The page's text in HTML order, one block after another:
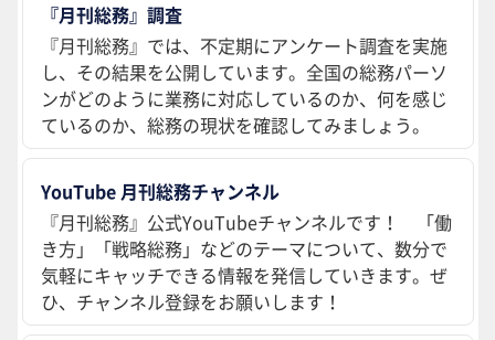
『月刊総務』調査
『月刊総務』では、不定期にアンケート調査を実施
し、その結果を公開しています。全国の総務パーソ
ンがどのように業務に対応しているのか、何を感じ
ているのか、総務の現状を確認してみましょう。
YouTube 月刊総務チャンネル
『月刊総務』公式YouTubeチャンネルです！ 「働
き方」「戦略総務」などのテーマについて、数分で
気軽にキャッチできる情報を発信していきます。ぜ
ひ、チャンネル登録をお願いします！